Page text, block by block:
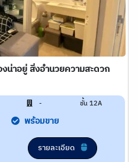
น่าอยู่ สิ่งอำนวยความสะดวก
- ชั้น 12A
พร้อมขาย
รายละเอียด